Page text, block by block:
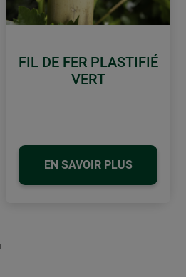
FIL DE FER PLASTIFIÉ
VERT
EN SAVOIR PLUS